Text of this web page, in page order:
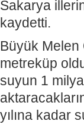
Sakarya
kaydetti.
Büyük Melen
metreküp
suyun 1
yılına kadar